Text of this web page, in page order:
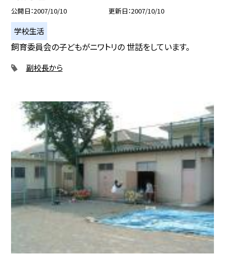
公開日 2007/10/10 更新日 2007/10/10
学校生活
飼育委員会の子どもがニワトリの 世話をしています。
副校長から